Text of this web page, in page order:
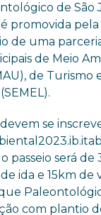
de São
promovida
de uma
de Meio
de Turismo
se
passeio será de
ida e 15km de
com plantio